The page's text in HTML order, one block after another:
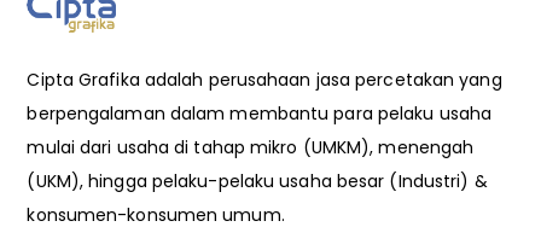
Cipta Grafika adalah perusahaan jasa percetakan yang
berpengalaman dalam membantu para pelaku usaha
mulai dari usaha di tahap mikro (UMKM), menengah
(UKM), hingga pelaku-pelaku usaha besar (Industri) &
konsumen-konsumen umum.